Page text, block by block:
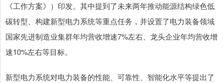
《工作方案》）印发。其中提到了未来两年推动能源结构绿色低
碳转型、构建新型电力系统等重点任务，并设置了电力装备领域
国家先进制造业集群年均营收增速7%左右、龙头企业年均营收增
速10%左右等目标。
新型电力系统对电力装备的性能、可靠性、智能化水平等提出了